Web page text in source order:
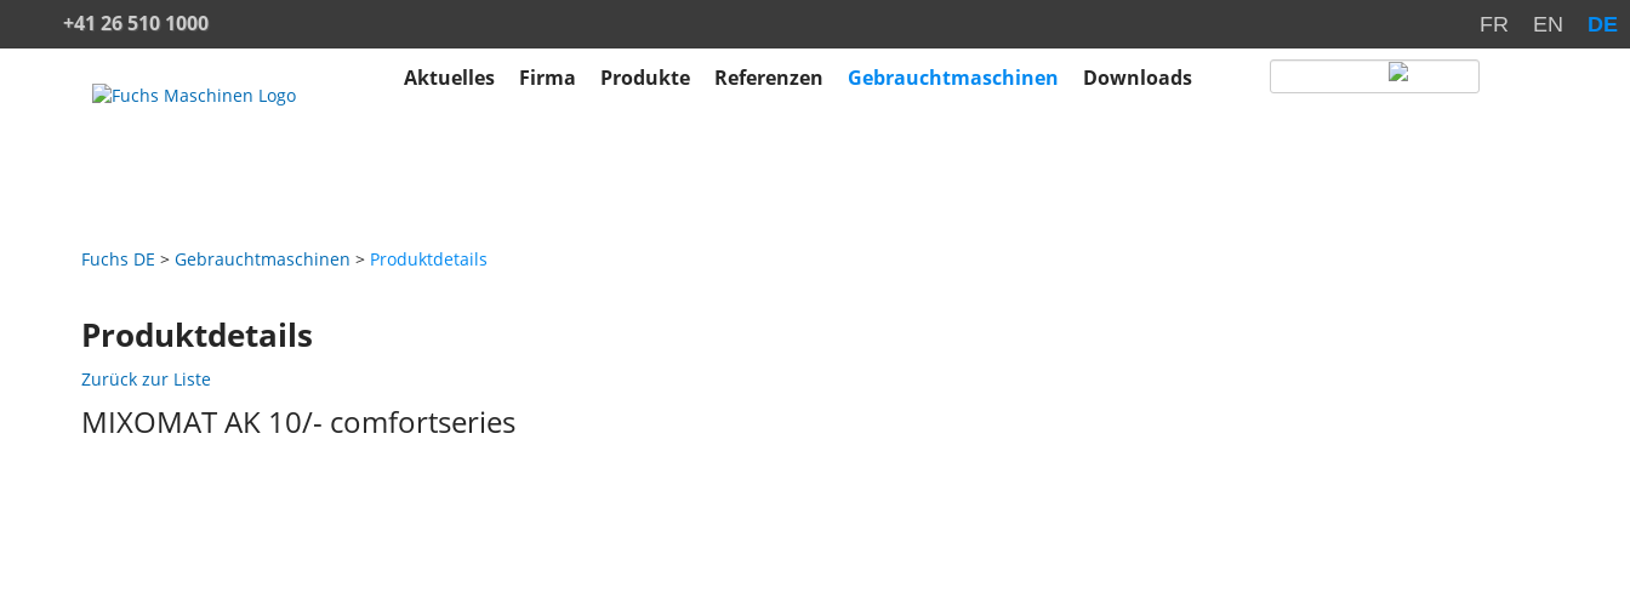
+41 26 510 1000 FR EN DE
Aktuelles Firma Produkte Referenzen Gebrauchtmaschinen Downloads
Fuchs DE Gebrauchtmaschinen Produktdetails
Produktdetails
Zurück zur Liste
MIXOMAT AK 10/- comfortseries